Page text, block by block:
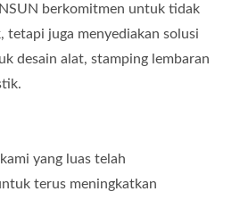
berkomitmen untuk tidak
tetapi juga menyediakan solusi
desain alat, stamping lembaran
yang luas telah
terus meningkatkan